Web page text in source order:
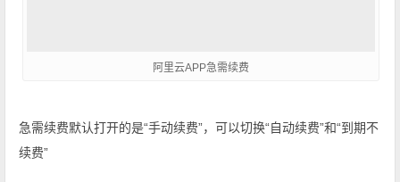
阿里云APP急需续费
急需续费默认打开的是“手动续费”，可以切换“自动续费”和“到期不
续费”